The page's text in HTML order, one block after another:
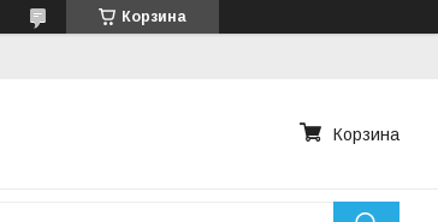
Корзина
Корзина